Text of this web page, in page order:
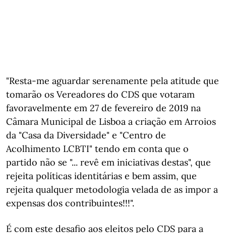
"Resta-me aguardar serenamente pela atitude que
tomarão os Vereadores do CDS que votaram
favoravelmente em 27 de fevereiro de 2019 na
Câmara Municipal de Lisboa a criação em Arroios
da "Casa da Diversidade" e "Centro de
Acolhimento LCBTI" tendo em conta que o
partido não se "... revê em iniciativas destas", que
rejeita políticas identitárias e bem assim, que
rejeita qualquer metodologia velada de as impor a
expensas dos contribuintes!!!".
É com este desafio aos eleitos pelo CDS para a